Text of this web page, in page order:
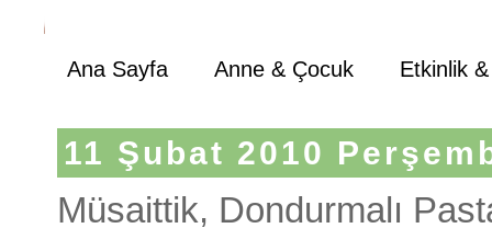
Ana Sayfa Anne & Çocuk Etkinlik
11 Şubat 2010
Müsaittik, Dondurmalı